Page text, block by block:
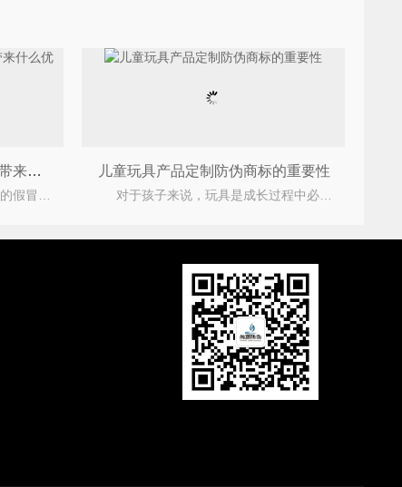
快消品运用塑膜防伪标签能够带来什么优势？
众所周知目前市场上有着不少的假冒伪劣产品，不仅严重的损害了企业与消费者之间的合法权益，为此
儿童玩具产品定制防伪商标的重要性
对于孩子来说，玩具是成长过程中必不可少的工具，玩具可以拓展我们的社交，可以锻炼我们的手指灵活